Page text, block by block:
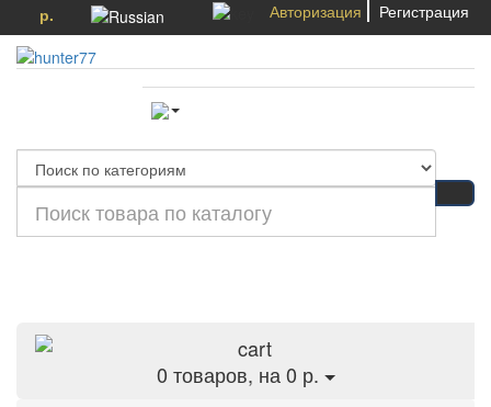
р. Авторизация Регистрация
0 товаров, на 0 р.